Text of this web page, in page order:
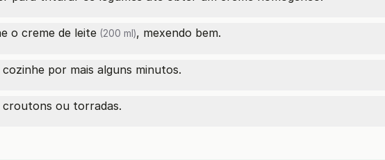
o creme de leite (200 ml), mexendo bem.
por mais alguns minutos.
croutons ou torradas.